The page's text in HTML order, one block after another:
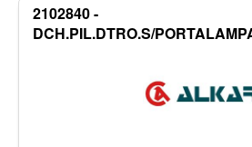
2102840 -
DCH.PIL.DTRO.S/